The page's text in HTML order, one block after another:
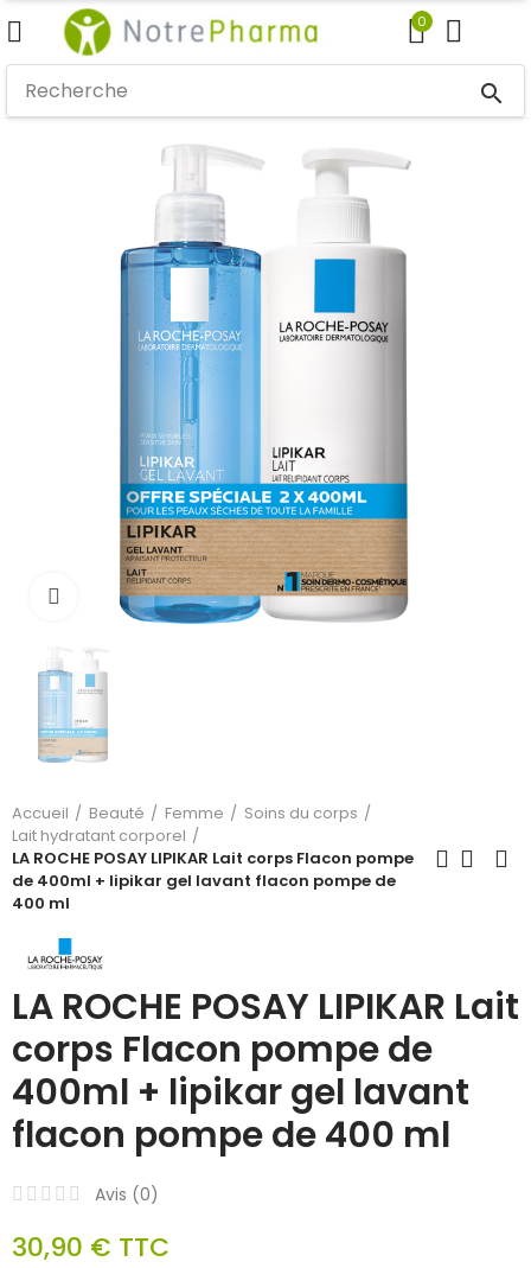
0
search
Cliquez pour agrandir
Accueil Beauté Femme
Soins du corps
Lait hydratant corporel
LA ROCHE POSAY LIPIKAR Lait corps Flacon pompe
de 400ml + lipikar gel lavant flacon pompe de
400 ml
LA ROCHE POSAY LIPIKAR Lait
corps Flacon pompe de
400ml + lipikar gel lavant
flacon pompe de 400 ml
Avis (0)
30,90 € TTC